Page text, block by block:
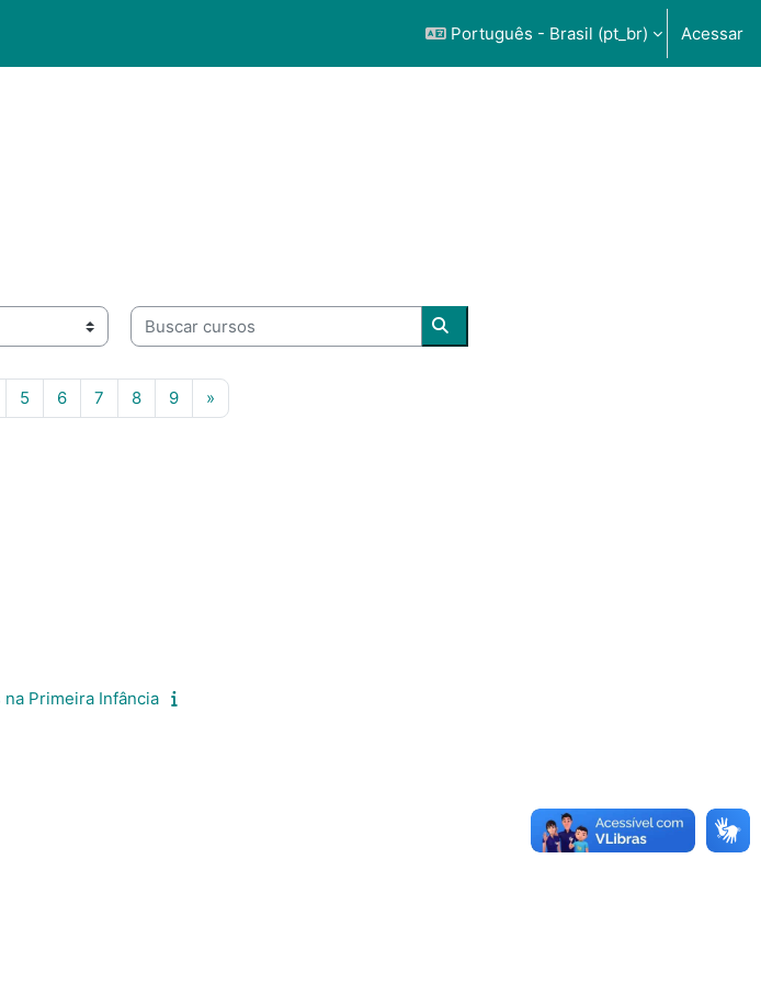
Português - Brasil ‎(pt_br)‎ Acessar
Buscar cursos
Buscar cursos
4
5Página 5
6Página 6
7Página 7
8Página 8
9Página 9
»Próxima página
na Primeira Infância